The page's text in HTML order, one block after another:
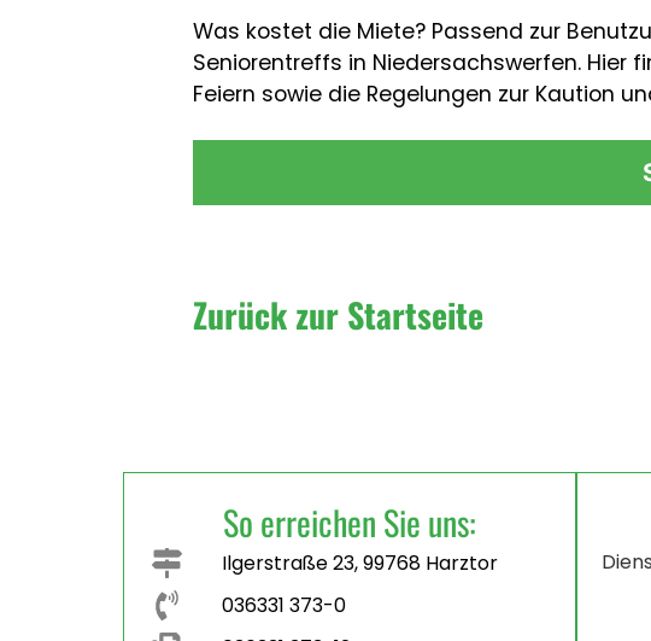
Was kostet die Miete? Passend zur
Seniorentreffs in Niedersachswerfen.
Feiern sowie die Regelungen zur Kaution
Zurück zur Startseite
So erreichen Sie uns:
Ilgerstraße 23, 99768 Harztor
036331 373-0